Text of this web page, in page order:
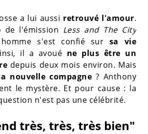
a lui aussi retrouvé l'amour.
de l'émission Less and The City
s'est confié sur sa vie
il a avoué ne plus être un
depuis deux mois environ. Mais
nouvelle compagne ? Anthony
le mystère. Et pour cause : la
n'est pas une célébrité.
très, très, très bien"